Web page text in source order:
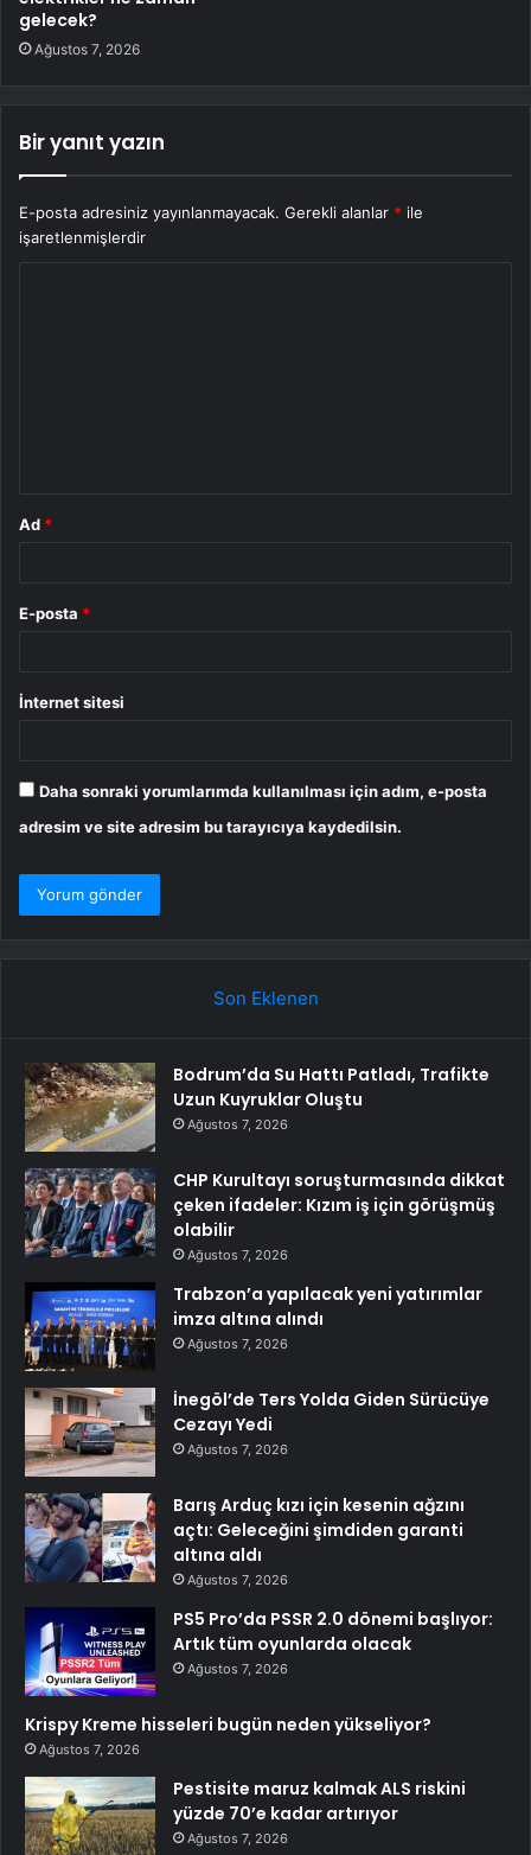
gelecek?
Ağustos 7, 2026
Bir yanıt yazın
E-posta adresiniz yayınlanmayacak. Gerekli alanlar * ile
işaretlenmişlerdir
Ad *
E-posta *
İnternet sitesi
Daha sonraki yorumlarımda kullanılması için adım, e-posta
adresim ve site adresim bu tarayıcıya kaydedilsin.
Son Eklenen
Bodrum’da Su Hattı Patladı, Trafikte
Uzun Kuyruklar Oluştu
Ağustos 7, 2026
CHP Kurultayı soruşturmasında dikkat
çeken ifadeler: Kızım iş için görüşmüş
olabilir
Ağustos 7, 2026
Trabzon’a yapılacak yeni yatırımlar
imza altına alındı
Ağustos 7, 2026
İnegöl’de Ters Yolda Giden Sürücüye
Cezayı Yedi
Ağustos 7, 2026
Barış Arduç kızı için kesenin ağzını
açtı: Geleceğini şimdiden garanti
altına aldı
Ağustos 7, 2026
PS5 Pro’da PSSR 2.0 dönemi başlıyor:
Artık tüm oyunlarda olacak
Ağustos 7, 2026
Krispy Kreme hisseleri bugün neden yükseliyor?
Ağustos 7, 2026
Pestisite maruz kalmak ALS riskini
yüzde 70’e kadar artırıyor
Ağustos 7, 2026